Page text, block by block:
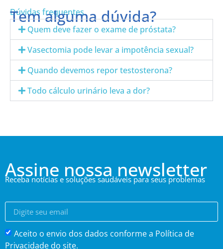
Dúvidas frequentes
Tem alguma dúvida?
Quem deve fazer o exame de próstata?
Vasectomia pode levar a impotência sexual?
Quando devemos repor testosterona?
Todo cálculo urinário leva a dor?
Assine nossa newsletter
Receba notícias e soluções saudáveis para seus problemas
Aceito o envio dos dados conforme a Política de
Privacidade do site.